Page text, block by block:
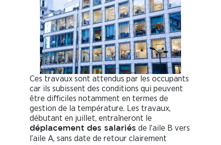
Ces travaux sont attendus par les occupants
car ils subissent des conditions qui peuvent
être difficiles notamment en termes de
gestion de la température. Les travaux,
débutant en juillet, entraîneront le
déplacement des salariés de l’aile B vers
l’aile A, sans date de retour clairement